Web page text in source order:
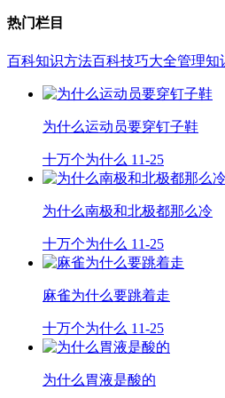
热门栏目
百科知识方法百科技巧大全管理知
为什么运动员要穿钉子鞋
十万个为什么 11-25
为什么南极和北极都那么冷
十万个为什么 11-25
麻雀为什么要跳着走
十万个为什么 11-25
为什么胃液是酸的